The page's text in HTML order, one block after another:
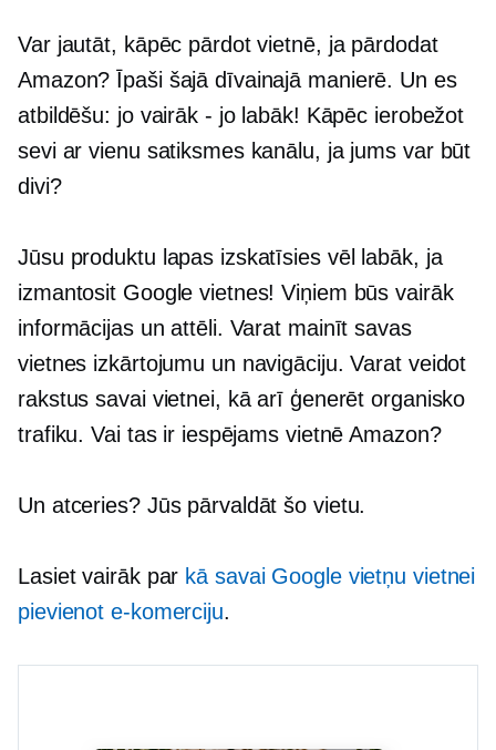
Var jautāt, kāpēc pārdot vietnē, ja pārdodat
Amazon? Īpaši šajā dīvainajā manierē. Un es
atbildēšu: jo vairāk - jo labāk! Kāpēc ierobežot
sevi ar vienu satiksmes kanālu, ja jums var būt
divi?
Jūsu produktu lapas izskatīsies vēl labāk, ja
izmantosit Google vietnes! Viņiem būs vairāk
informācijas un attēli. Varat mainīt savas
vietnes izkārtojumu un navigāciju. Varat veidot
rakstus savai vietnei, kā arī ģenerēt organisko
trafiku. Vai tas ir iespējams vietnē Amazon?
Un atceries? Jūs pārvaldāt šo vietu.
Lasiet vairāk par kā savai Google vietņu vietnei
pievienot e-komerciju.